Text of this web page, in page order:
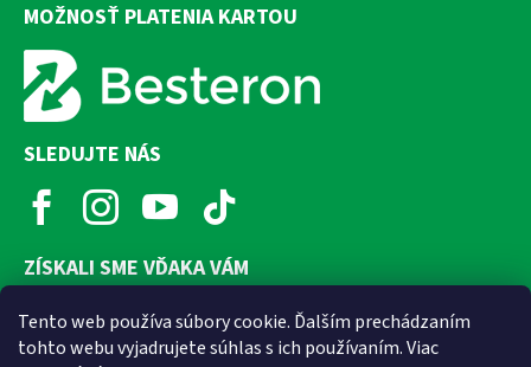
Tento web používa súbory cookie. Ďalším prechádzaním
tohto webu vyjadrujete súhlas s ich používaním. Viac
MOŽNOSŤ PLATENIA KARTOU
SLEDUJTE NÁS
ZÍSKALI SME VĎAKA VÁM